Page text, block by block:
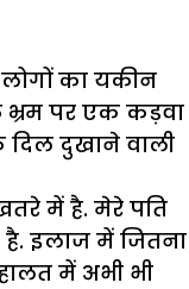
लोगों का यकीन
भ्रम पर एक कड़वा
दिल दुखाने वाली
में है. मेरे पति
है. इलाज में जितना
में अभी भी